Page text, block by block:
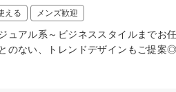
える メンズ歓迎
アル系～ビジネススタイルまでお
のない、トレンドデザインもご提